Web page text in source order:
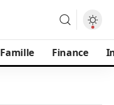
Famille Finance